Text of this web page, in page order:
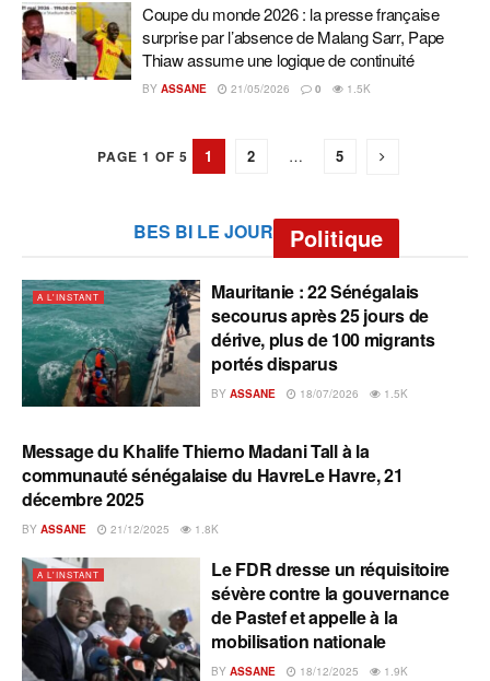
Coupe du monde 2026 : la presse française
surprise par l’absence de Malang Sarr, Pape
Thiaw assume une logique de continuité
BY ASSANE 21/05/2026 0 1.5K
PAGE 1 OF 5 1 2 … 5
BES BI LE JOUR Politique
A L'INSTANT
Mauritanie : 22 Sénégalais
secourus après 25 jours de
dérive, plus de 100 migrants
portés disparus
BY ASSANE 18/07/2026 1.5K
A L'INSTANT
Message du Khalife Thierno Madani Tall à la
communauté sénégalaise du HavreLe Havre, 21
décembre 2025
BY ASSANE 21/12/2025 1.8K
A L'INSTANT
Le FDR dresse un réquisitoire
sévère contre la gouvernance
de Pastef et appelle à la
mobilisation nationale
BY ASSANE 18/12/2025 1.9K